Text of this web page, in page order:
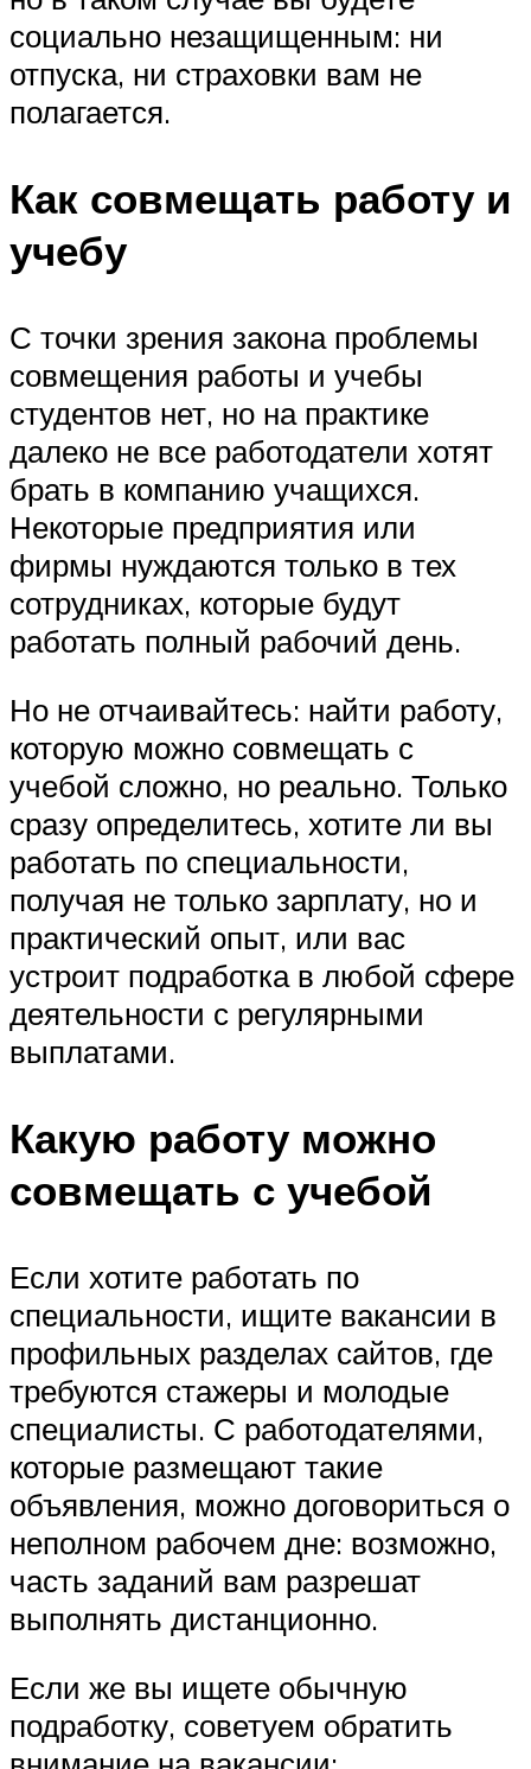
социально незащищенным: ни
отпуска, ни страховки вам не
полагается.
Как совмещать работу и
учебу
С точки зрения закона проблемы
совмещения работы и учебы
студентов нет, но на практике
далеко не все работодатели хотят
брать в компанию учащихся.
Некоторые предприятия или
фирмы нуждаются только в тех
сотрудниках, которые будут
работать полный рабочий день.
Но не отчаивайтесь: найти работу,
которую можно совмещать с
учебой сложно, но реально. Только
сразу определитесь, хотите ли вы
работать по специальности,
получая не только зарплату, но и
практический опыт, или вас
устроит подработка в любой сфере
деятельности с регулярными
выплатами.
Какую работу можно
совмещать с учебой
Если хотите работать по
специальности, ищите вакансии в
профильных разделах сайтов, где
требуются стажеры и молодые
специалисты. С работодателями,
которые размещают такие
объявления, можно договориться о
неполном рабочем дне: возможно,
часть заданий вам разрешат
выполнять дистанционно.
Если же вы ищете обычную
подработку, советуем обратить